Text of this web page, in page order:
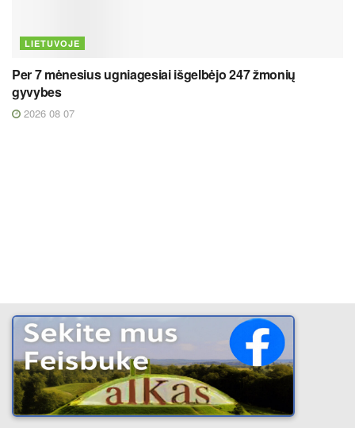
LIETUVOJE
Per 7 mėnesius ugniagesiai išgelbėjo 247 žmonių
gyvybes
2026 08 07